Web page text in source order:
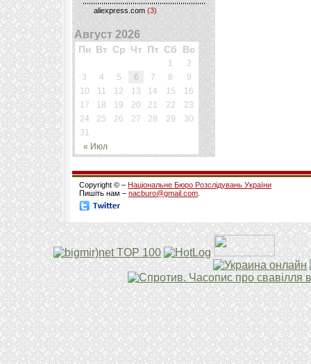
aliexpress.com (3)
Август 2026
Пн Вт Ср Чт Пт Сб Вс
« Июл
1
2
3
4 5 6 7 8
9
10
11 12 13 14 15
16
17
18 19 20 21 22
23
24
25 26 27 28 29
30
31
Copyright © – Національне Бюро Розслідувань України
Пишіть нам – nacburo@gmail.com